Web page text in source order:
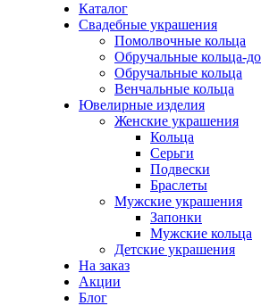
Каталог
Свадебные украшения
Помолвочные кольца
Обручальные кольца-
Обручальные кольца
Венчальные кольца
Ювелирные изделия
Женские украшения
Кольца
Серьги
Подвески
Браслеты
Мужские украшения
Запонки
Мужские кольца
Детские украшения
На заказ
Акции
Блог